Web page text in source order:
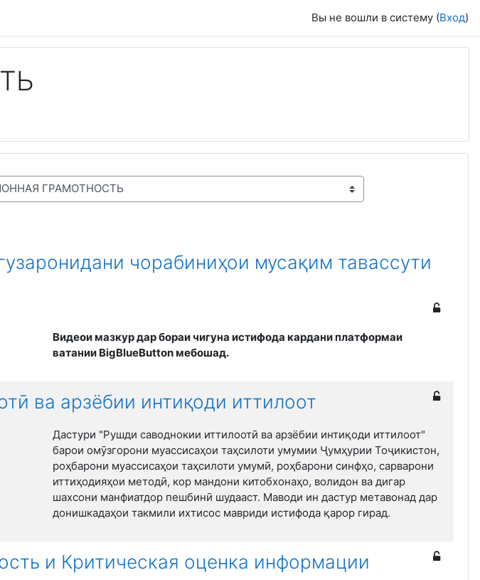
Вы не вошли в систему (Вход)
чорабиниҳои мусақим тавассути
Видеои мазкур дар бораи чигуна истифода кардани платформаи
ватании BigBlueButton мебошад.
ва арзёбии интиқоди иттилоот
Дастури "Рушди саводнокии иттилоотӣ ва арзёбии интиқоди иттилоот"
барои омӯзгорони муассисаҳои таҳсилоти умумии Ҷумҳурии Тоҷикистон,
роҳбарони муассисаҳои таҳсилоти умумӣ, роҳбарони синфҳо, сарварони
иттиҳодияҳои методӣ, кор мандони китобхонаҳо, волидон ва дигар
шахсони манфиатдор пешбинӣ шудааст. Маводи ин дастур метавонад дар
донишкадаҳои такмили ихтисос мавриди истифода қарор гирад.
и Критическая оценка информации